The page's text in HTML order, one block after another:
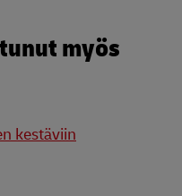
myös
kestäviin